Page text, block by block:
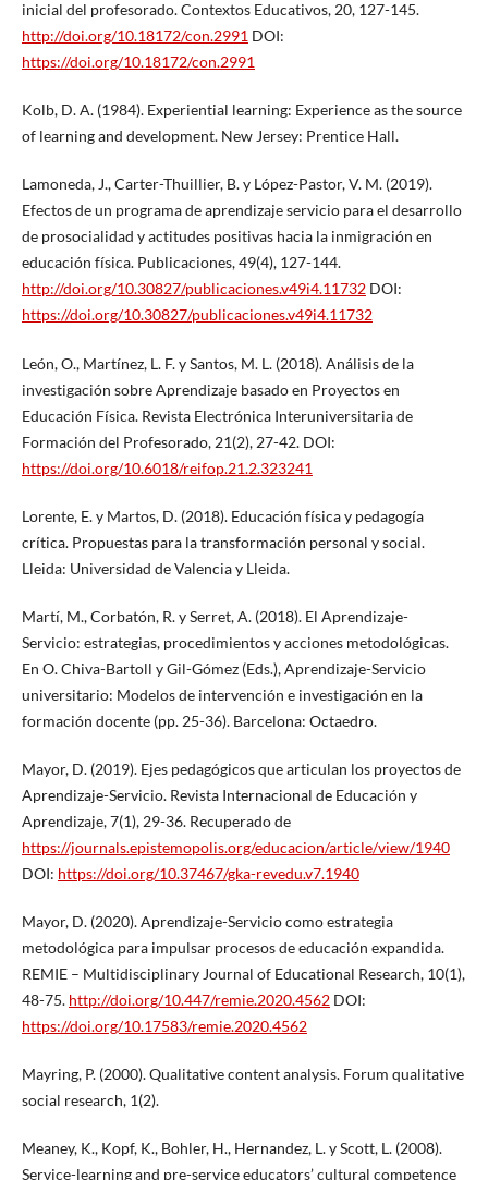
inicial del profesorado. Contextos Educativos, 20, 127-145.
http://doi.org/10.18172/con.2991DOI:
https://doi.org/10.18172/con.2991
Kolb, D. A. (1984). Experiential learning: Experience as the source
of learning and development. New Jersey: Prentice Hall.
Lamoneda, J., Carter-Thuillier, B. y López-Pastor, V. M. (2019).
Efectos de un programa de aprendizaje servicio para el desarrollo
de prosocialidad y actitudes positivas hacia la inmigración en
educación física. Publicaciones, 49(4), 127-144.
http://doi.org/10.30827/publicaciones.v49i4.11732DOI:
https://doi.org/10.30827/publicaciones.v49i4.11732
León, O., Martínez, L. F. y Santos, M. L. (2018). Análisis de la
investigación sobre Aprendizaje basado en Proyectos en
Educación Física. Revista Electrónica Interuniversitaria de
Formación del Profesorado, 21(2), 27-42. DOI:
https://doi.org/10.6018/reifop.21.2.323241
Lorente, E. y Martos, D. (2018). Educación física y pedagogía
crítica. Propuestas para la transformación personal y social.
Lleida: Universidad de Valencia y Lleida.
Martí, M., Corbatón, R. y Serret, A. (2018). El Aprendizaje-
Servicio: estrategias, procedimientos y acciones metodológicas.
En O. Chiva-Bartoll y Gil-Gómez (Eds.), Aprendizaje-Servicio
universitario: Modelos de intervención e investigación en la
formación docente (pp. 25-36). Barcelona: Octaedro.
Mayor, D. (2019). Ejes pedagógicos que articulan los proyectos de
Aprendizaje-Servicio. Revista Internacional de Educación y
Aprendizaje, 7(1), 29-36. Recuperado de
https://journals.epistemopolis.org/educacion/article/view/1940
DOI: https://doi.org/10.37467/gka-revedu.v7.1940
Mayor, D. (2020). Aprendizaje-Servicio como estrategia
metodológica para impulsar procesos de educación expandida.
REMIE – Multidisciplinary Journal of Educational Research, 10(1),
48-75. http://doi.org/10.447/remie.2020.4562DOI:
https://doi.org/10.17583/remie.2020.4562
Mayring, P. (2000). Qualitative content analysis. Forum qualitative
social research, 1(2).
Meaney, K., Kopf, K., Bohler, H., Hernandez, L. y Scott, L. (2008).
Service-learning and pre-service educators’ cultural competence